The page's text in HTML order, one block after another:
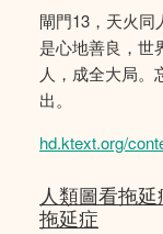
閘門13，天火同
是心地善良，世
人，成全大局。
出。
hd.ktext.org/
人類圖看拖
拖延症